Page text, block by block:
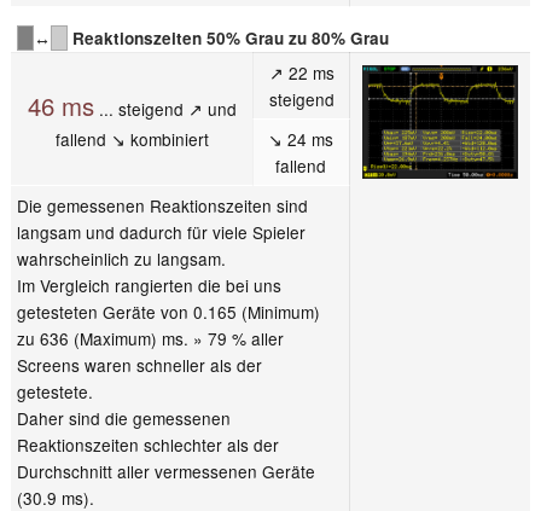
↔ Reaktionszeiten 50% Grau zu 80% Grau
46 ms... steigend ↗ und
fallend ↘ kombiniert
↗ 22 ms
steigend
↘ 24 ms
fallend
Die gemessenen Reaktionszeiten sind
langsam und dadurch für viele Spieler
wahrscheinlich zu langsam.
Im Vergleich rangierten die bei uns
getesteten Geräte von 0.165 (Minimum)
zu 636 (Maximum) ms. » 79 % aller
Screens waren schneller als der
getestete.
Daher sind die gemessenen
Reaktionszeiten schlechter als der
Durchschnitt aller vermessenen Geräte
(30.9 ms).